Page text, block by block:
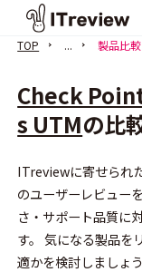
TOP ... 製品比較
Check
s UTMの比
ITreviewに寄せられ
のユーザーレビュー
さ・サポート品質に
す。 気になる製品を
適かを検討しましょ
会員登